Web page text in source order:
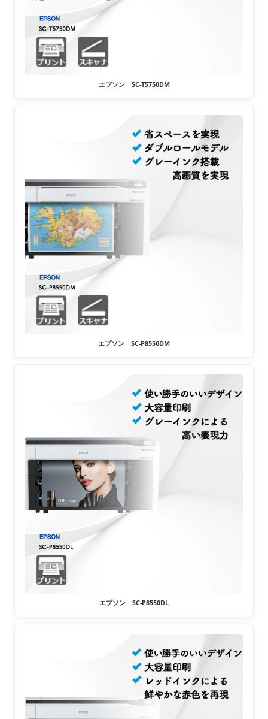
エプソン SC-T5750DM
エプソン SC-P8550DM
エプソン SC-P8550DL